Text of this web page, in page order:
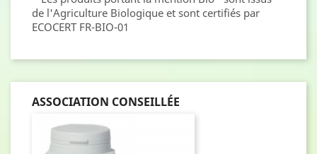
de l'Agriculture Biologique et sont certifiés par
ECOCERT FR-BIO-01
ASSOCIATION CONSEILLÉE